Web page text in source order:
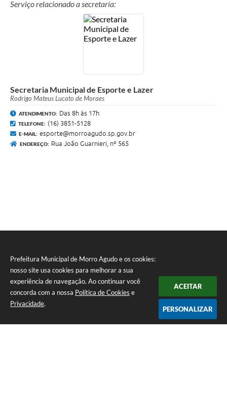
Prefeitura Municipal de Morro Agudo e os cookies:
nosso site usa cookies para melhorar a sua
experiência de navegação. Ao continuar você
concorda com a nossa Política de Cookies e
Privacidade.
ACEITAR
PERSONALIZAR
Serviço relacionado a secretaria:
Secretaria Municipal de Esporte e Lazer
Rodrigo Mateus Lucato de Moraes
ATENDIMENTO: Das 8h às 17h
TELEFONE: (16) 3851-5128
E-MAIL: esporte@morroagudo.sp.gov.br
ENDEREÇO: Rua João Guarnieri, nº 565